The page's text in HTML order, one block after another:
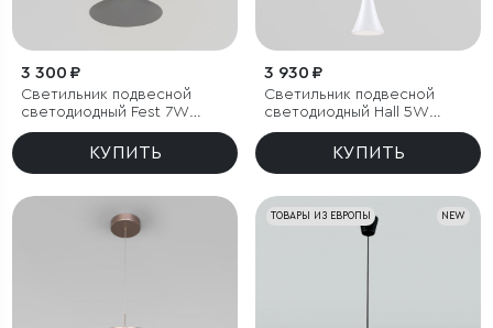
3 300 ₽
Светильник подвесной
светодиодный Fest 7W
3000K графит
КУПИТЬ
3 930 ₽
Светильник подвесной
светодиодный Hall 5W
4000K белый
КУПИТЬ
NEW
ТОВАРЫ ИЗ ЕВРОПЫ